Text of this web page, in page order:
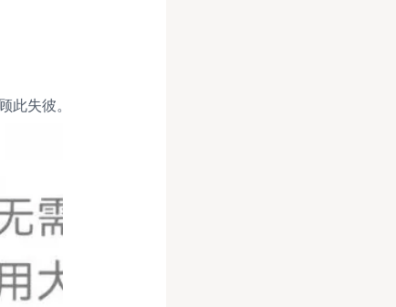
失彼。